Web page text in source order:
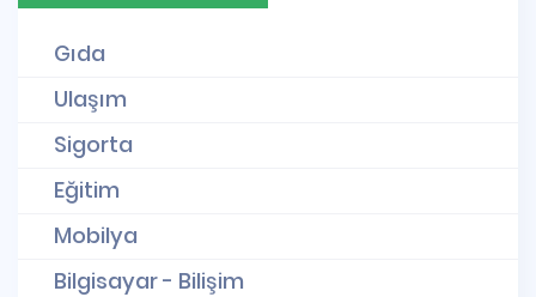
Gıda
Ulaşım
Sigorta
Eğitim
Mobilya
Bilgisayar - Bilişim